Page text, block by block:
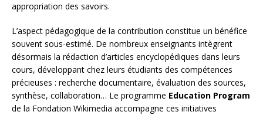
appropriation des savoirs.
L’aspect pédagogique de la contribution constitue un bénéfice
souvent sous-estimé. De nombreux enseignants intègrent
désormais la rédaction d’articles encyclopédiques dans leurs
cours, développant chez leurs étudiants des compétences
précieuses : recherche documentaire, évaluation des sources,
synthèse, collaboration… Le programme Education Program
de la Fondation Wikimedia accompagne ces initiatives